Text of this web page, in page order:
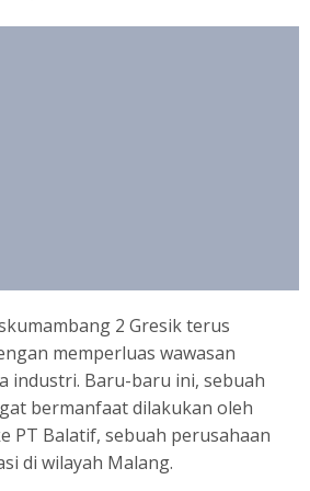
2 Gresik terus
memperluas wawasan
industri. Baru-baru ini, sebuah
bermanfaat dilakukan oleh
PT Balatif, sebuah perusahaan
di wilayah Malang.